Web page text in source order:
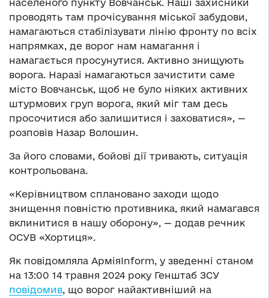
населеного пункту Вовчанськ. Наші захисники
проводять там прочісування міської забудови,
намагаються стабілізувати лінію фронту по всіх
напрямках, де ворог нам намагання і
намагається просунутися. Активно знищують
ворога. Наразі намагаються зачистити саме
місто Вовчанськ, щоб не було ніяких активних
штурмових груп ворога, який міг там десь
просочитися або залишитися і заховатися», —
розповів Назар Волошин.
За його словами, бойові дії тривають, ситуація
контрольована.
«Керівництвом сплановано заходи щодо
знищення повністю противника, який намагався
вклинитися в нашу оборону», — додав речник
ОСУВ «Хортиця».
Як повідомляла АрміяInform, у зведенні станом
на 13:00 14 травня 2024 року Генштаб ЗСУ
повідомив, що ворог найактивніший на